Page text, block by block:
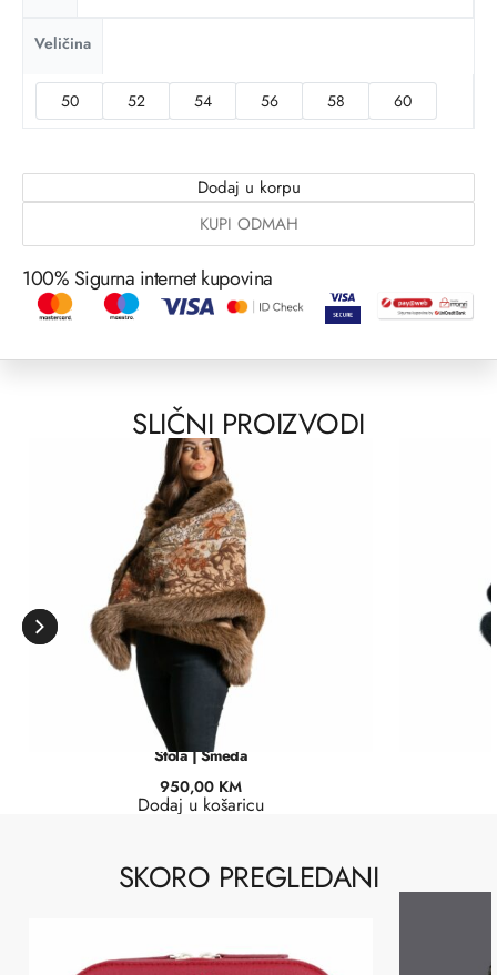
Veličina
50 52 54 56 58 60
Dodaj u korpu
KUPI ODMAH
100% Sigurna internet kupovina
SLIČNI PROIZVODI
Štola | Smeđa
950,00 KM
Dodaj u košaricu
SKORO PREGLEDANI